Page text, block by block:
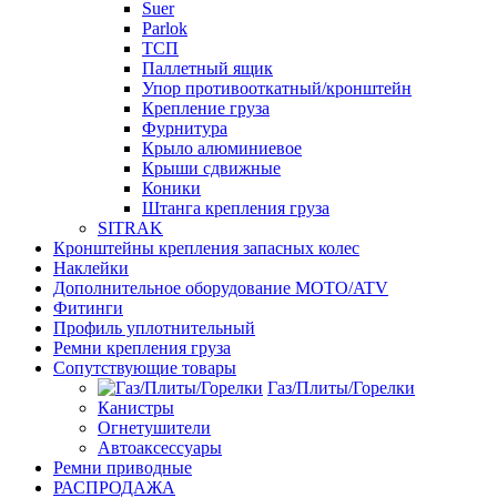
Suer
Parlok
ТСП
Паллетный ящик
Упор противооткатный/кронштейн
Крепление груза
Фурнитура
Крыло алюминиевое
Крыши сдвижные
Коники
Штанга крепления груза
SITRAK
Кронштейны крепления запасных колес
Наклейки
Дополнительное оборудование MOTO/ATV
Фитинги
Профиль уплотнительный
Ремни крепления груза
Сопутствующие товары
Газ/Плиты/Горелки
Канистры
Огнетушители
Автоаксессуары
Ремни приводные
РАСПРОДАЖА